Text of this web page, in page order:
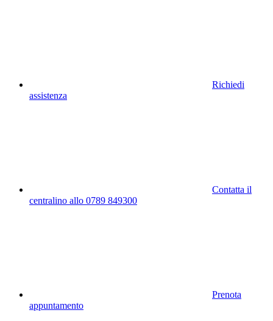
Richiedi
assistenza
Contatta il
centralino allo 0789 849300
Prenota
appuntamento